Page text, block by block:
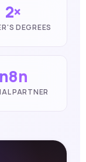
2×
DEGREES
n8n
PARTNER